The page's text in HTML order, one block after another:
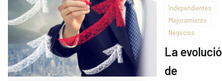
Independientes
Mejoramiento
Negocios
La
de